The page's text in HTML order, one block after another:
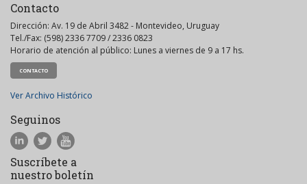
Contacto
Dirección: Av. 19 de Abril 3482 - Montevideo, Uruguay
Tel./Fax: (598) 2336 7709 / 2336 0823
Horario de atención al público: Lunes a viernes de 9 a 17 hs.
CONTACTO
Ver Archivo Histórico
Seguinos
Suscríbete a
nuestro boletín